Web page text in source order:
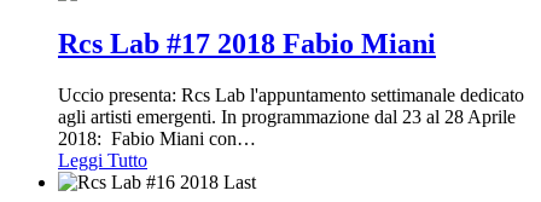
Rcs Lab #17 2018 Fabio Miani
Uccio presenta: Rcs Lab l'appuntamento settimanale dedicato
agli artisti emergenti. In programmazione dal 23 al 28 Aprile
2018: Fabio Miani con…
Leggi Tutto